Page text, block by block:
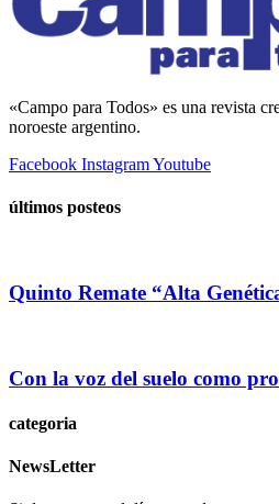
«Campo para Todos» es una revista
noroeste argentino.
Facebook InstagramYoutube
últimos posteos
Quinto Remate “Alta
Con la voz del suelo como
categoria
NewsLetter